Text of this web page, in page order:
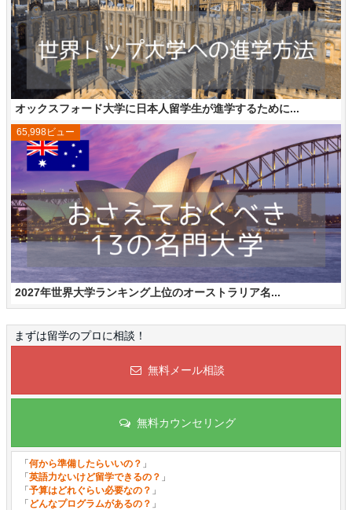
オックスフォード大学に日本人留学生が進学するために...
2027年世界大学ランキング上位のオーストラリア名...
65,998ビュー
まずは留学のプロに相談！
無料メール相談
無料カウンセリング
「何から準備したらいいの？ 」
「英語力ないけど留学できるの？ 」
「予算はどれぐらい必要なの？ 」
「 どんなプログラムがあるの？ 」